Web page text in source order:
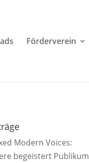
Förderverein
Modern Voices:
begeistert Publikum